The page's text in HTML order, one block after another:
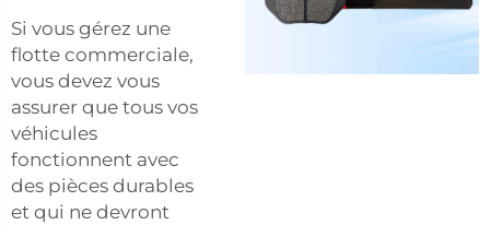
Si vous gérez une
flotte commerciale,
vous devez vous
assurer que tous vos
véhicules
fonctionnent avec
des pièces durables
et qui ne devront